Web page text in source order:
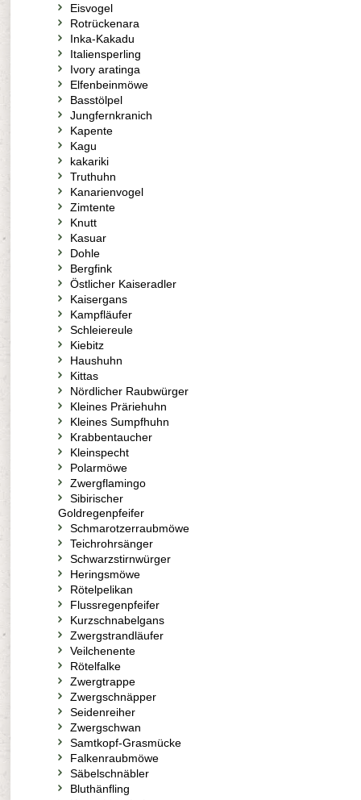
Eisvogel
Rotrückenara
Inka-Kakadu
Italiensperling
Ivory aratinga
Elfenbeinmöwe
Basstölpel
Jungfernkranich
Kapente
Kagu
kakariki
Truthuhn
Kanarienvogel
Zimtente
Knutt
Kasuar
Dohle
Bergfink
Östlicher Kaiseradler
Kaisergans
Kampfläufer
Schleiereule
Kiebitz
Haushuhn
Kittas
Nördlicher Raubwürger
Kleines Präriehuhn
Kleines Sumpfhuhn
Krabbentaucher
Kleinspecht
Polarmöwe
Zwergflamingo
Sibirischer
Goldregenpfeifer
Schmarotzerraubmöwe
Teichrohrsänger
Schwarzstirnwürger
Heringsmöwe
Rötelpelikan
Flussregenpfeifer
Kurzschnabelgans
Zwergstrandläufer
Veilchenente
Rötelfalke
Zwergtrappe
Zwergschnäpper
Seidenreiher
Zwergschwan
Samtkopf-Grasmücke
Falkenraubmöwe
Säbelschnäbler
Bluthänfling